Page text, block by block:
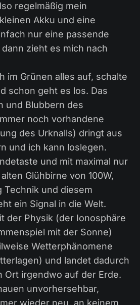
regelmäßig mein
Akku und eine
nur eine passende
zieht es mich nach
im Grünen alles auf, schalte
schon geht es los. Das
und Blubbern des
noch vorhandene
des Urknalls) dringt aus
und ich kann loslegen.
und mit maximal nur
Glühbirne von 100W,
Technik und diesem
ein Signal in die Welt.
der Physik (der Ionosphäre
mit der Sonne)
Wetterphänomene
und landet dadurch
Ort irgendwo auf der Erde.
unvorhersehbar,
wieder neu, an keinem